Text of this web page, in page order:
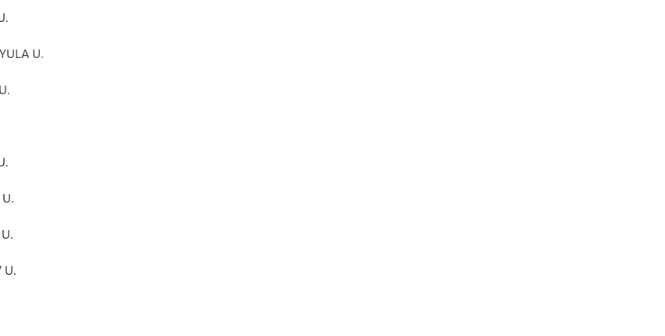
U.
U.